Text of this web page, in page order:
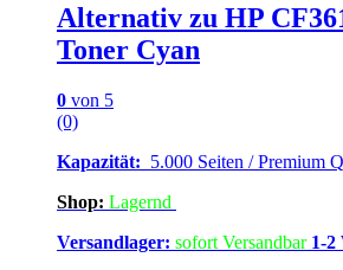
Alternativ zu HP
Toner Cyan
0 von 5
(0)
Kapazität: 5.000 Seiten / Premium
Shop: Lagernd
Versandlager: sofort Versandbar 1-2